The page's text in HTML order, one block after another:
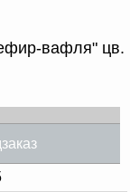
вафля" цв.